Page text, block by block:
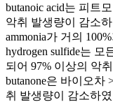
butanoic acid는 피트
악취 발생량이 감소
ammonia가 거의
hydrogen sulfide는
되어 97% 이상의 악
butanone은 바이오차
취 발생량이 감소하